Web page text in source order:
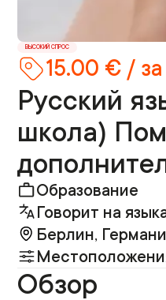
ВЫСОКИЙ СПРОС
15.00 € /
Русский
школа)
Образование
Говорит на
Берлин,
Обзор